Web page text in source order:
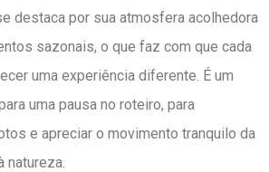
destaca por sua atmosfera acolhedora
sazonais, o que faz com que cada
uma experiência diferente. É um
uma pausa no roteiro, para
e apreciar o movimento tranquilo da
natureza.